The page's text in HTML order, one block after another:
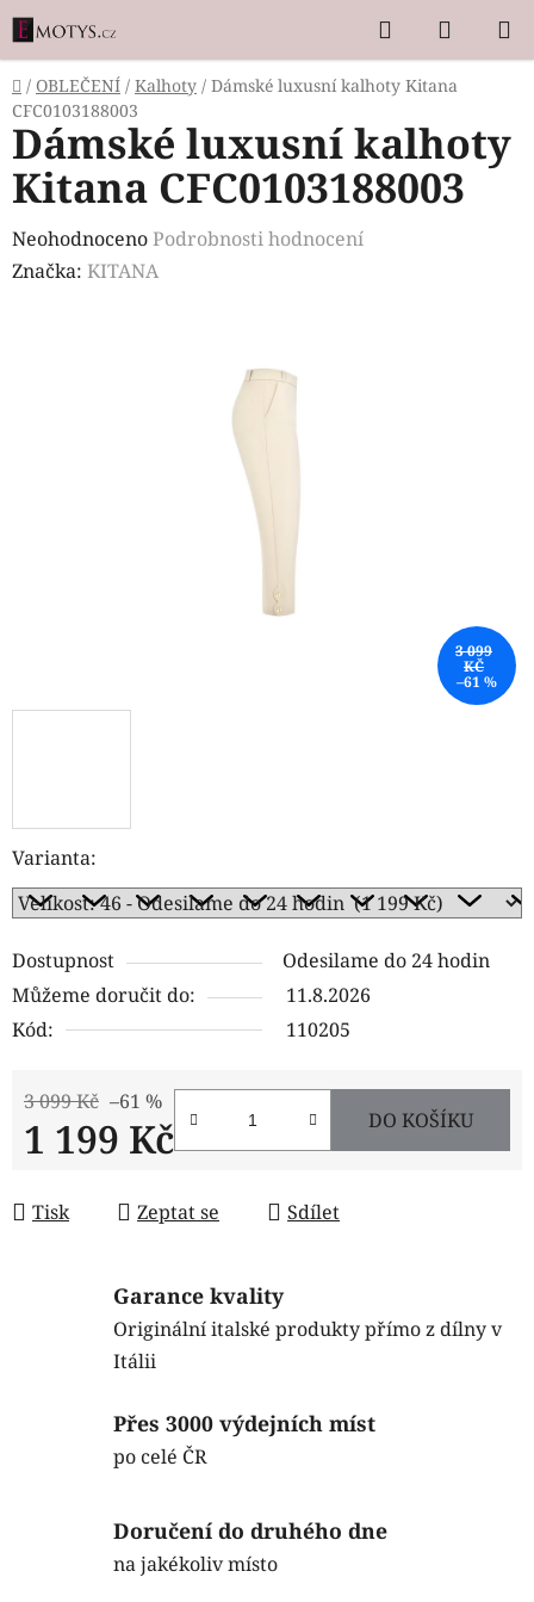
Přejít
na
obsah
Hledat
KOŠÍK
Domů
/ OBLEČENÍ / Kalhoty / Dámské luxusní kalhoty Kitana
CFC0103188003
Varianta:
Dostupnost
Odesilame do 24 hodin
Můžeme doručit do:
11.8.2026
Kód:
110205
3 099 Kč –61 %
1 199 Kč DO KOŠÍKU
Tisk Zeptat se Sdílet
Dámské luxusní kalhoty
Kitana CFC0103188003
Průměrné
hodnocení
NeohodnocenoPodrobnosti hodnocení
Značka: KITANA
3 099
KČ
–61 %
Garance kvality
Originální italské produkty přímo z dílny v
Itálii
Přes 3000 výdejních míst
po celé ČR
Doručení do druhého dne
na jakékoliv místo